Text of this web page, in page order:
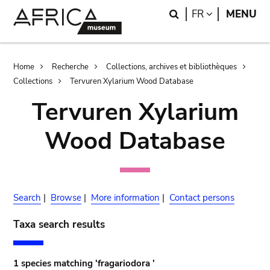
Search
FR LANGUAGE
MENU
Breadcrumb
Home Recherche
Collections, archives et bibliothèques
Collections
Tervuren Xylarium Wood Database
Tervuren Xylarium
Wood Database
Search | Browse | More information | Contact persons
Taxa search results
1 species matching 'fragariodora '